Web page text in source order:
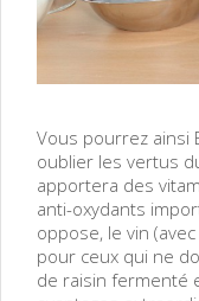
Vous pourrez ainsi
oublier les vertus
apportera des
anti-oxydants
oppose, le vin
pour ceux qui ne
de raisin fermenté